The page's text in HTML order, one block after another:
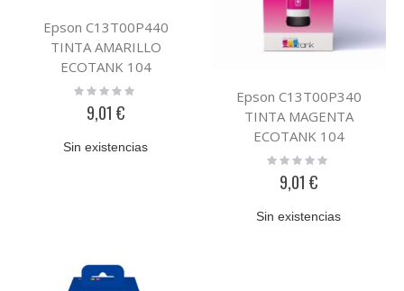
Epson C13T00P440
TINTA AMARILLO
ECOTANK 104
Rating:
9,01 €
Sin existencias
Epson C13T00P340
TINTA MAGENTA
ECOTANK 104
Rating:
9,01 €
Sin existencias